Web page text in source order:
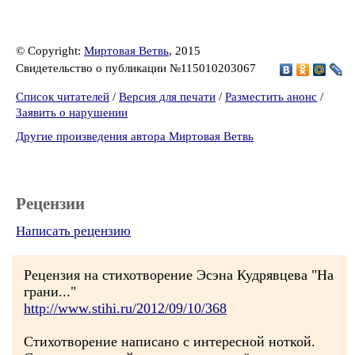
© Copyright: Миртовая Ветвь, 2015
Свидетельство о публикации №115010203067
Список читателей / Версия для печати / Разместить анонс /
Заявить о нарушении
Другие произведения автора Миртовая Ветвь
Рецензии
Написать рецензию
Рецензия на стихотворение Эсэна Кудрявцева "На
грани..."
http://www.stihi.ru/2012/09/10/368
Стихотворение написано с интересной ноткой.